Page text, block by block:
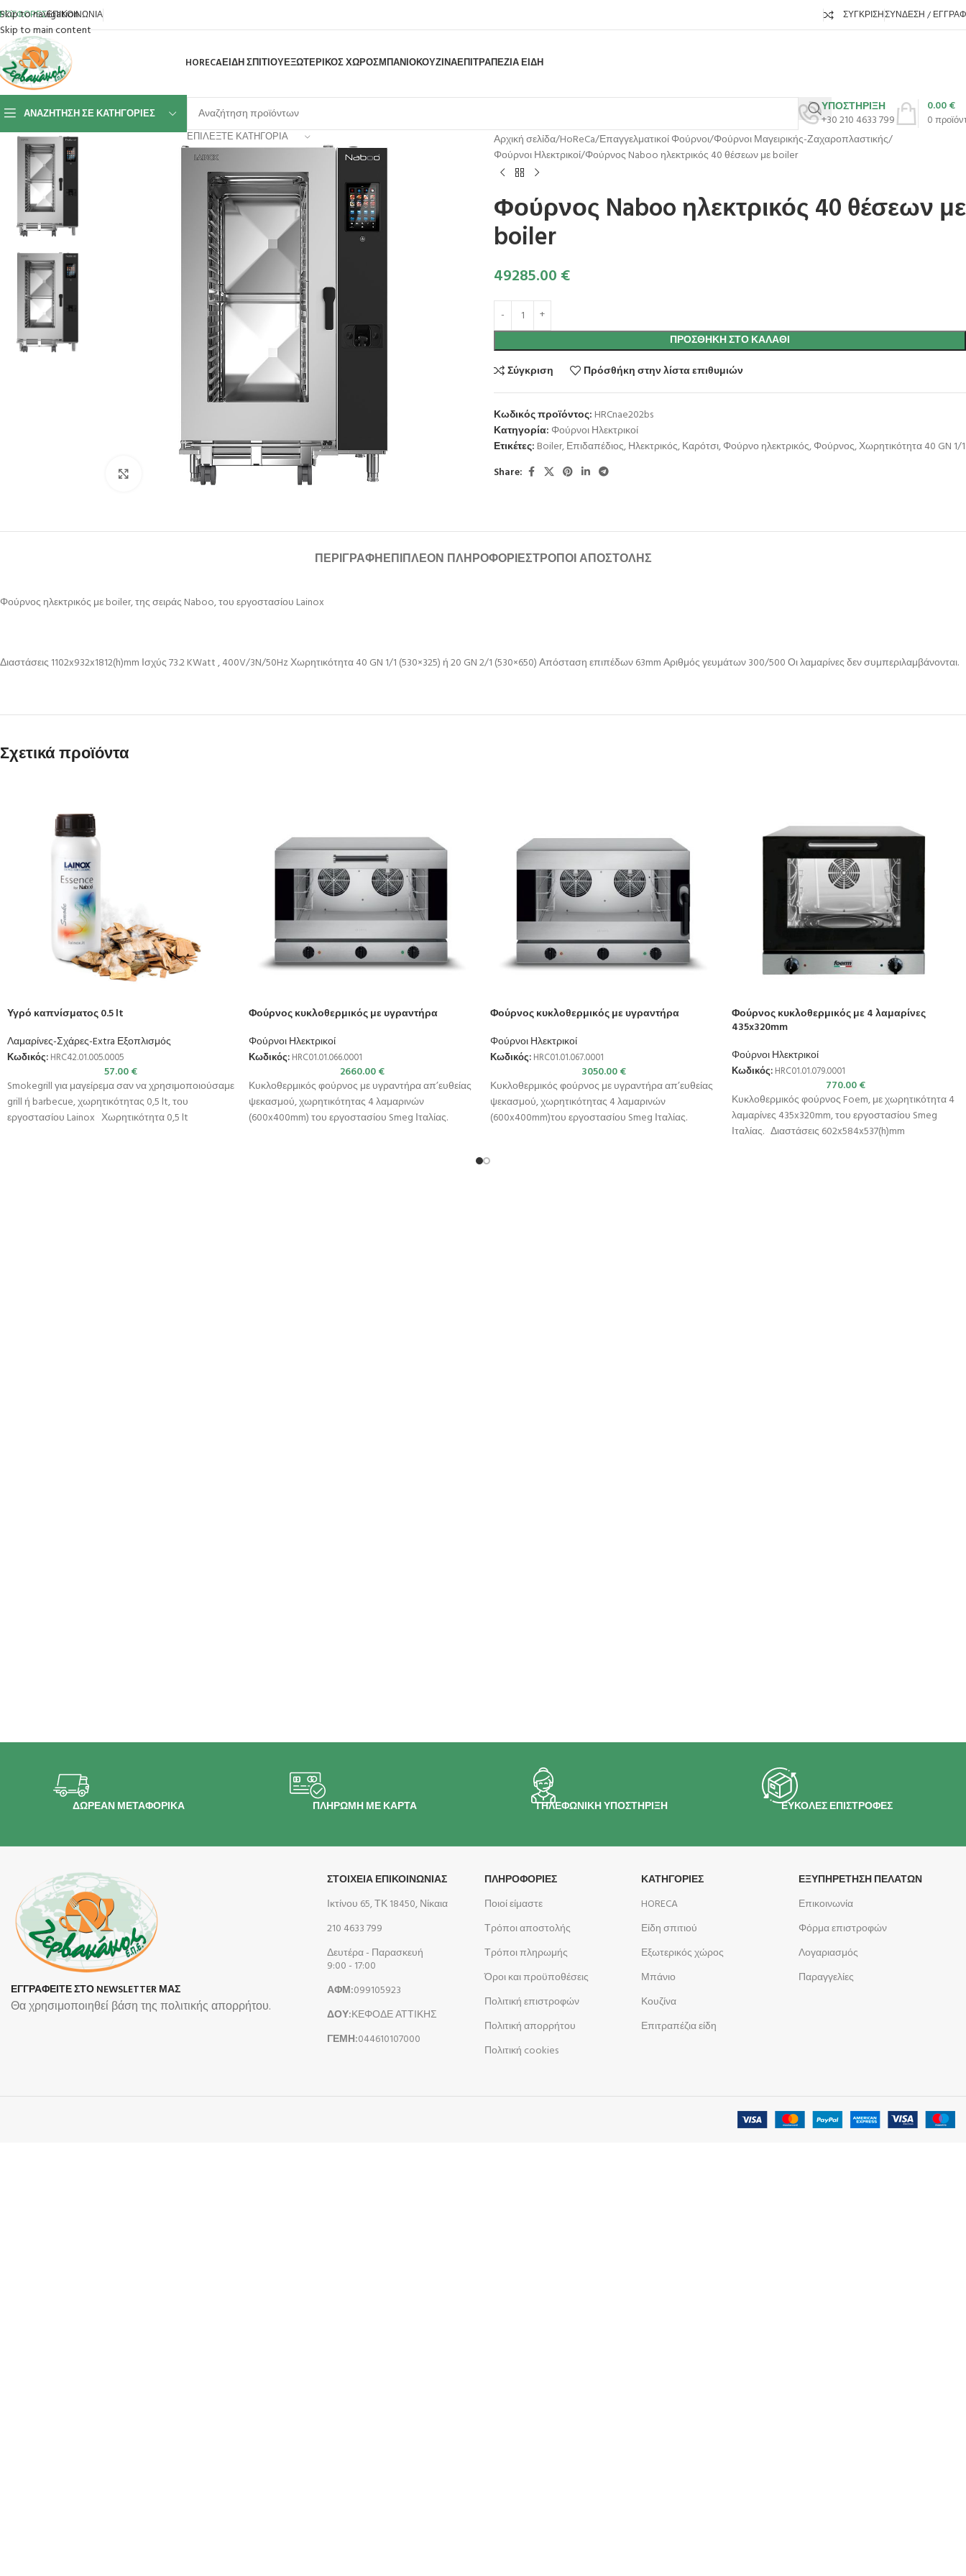
Skip to navigation
Skip to main content
ΕΠΙΚΟΙΝΩΝΙΑ ΣΎΓΚΡΙΣΗΣΎΝΔΕΣΗ /
HORECAΕΙΔΗ ΣΠΙΤΙΟΥΕΞΩΤΕΡΙΚΟΣ ΧΩΡΟΣΜΠΆΝΙΟΚΟΥΖΊΝΑΕΠΙΤΡΑΠΈΖΙΑ ΕΊΔΗ
ΑΝΑΖΉΤΗΣΗ ΣΕ ΚΑΤΗΓΟΡΊΕΣ
ΕΠΙΛΈΞΤΕ ΚΑΤΗΓΟΡΊΑ
ΥΠΟΣΤΗΡΙΞΗ
+30 210 4633 799
0
0.00€
Κλικ για μεγέθυνση
Αρχική σελίδα HoReCa Επαγγελματικοί Φούρνοι Φούρνοι Μαγειρικής-Ζαχαροπλαστικής
Φούρνοι Ηλεκτρικοί Φούρνος Naboo ηλεκτρικός 40 θέσεων με boiler
Φούρνος Naboo ηλεκτρικός 40 θέσεων με
boiler
49285.00 €
ΠΡΟΣΘΉΚΗ ΣΤΟ ΚΑΛΆΘΙ
Σύγκριση
Πρόσθήκη στην λίστα επιθυμιών
Κωδικός προϊόντος: HRCnae202bs
Κατηγορία: Φούρνοι Ηλεκτρικοί
Ετικέτες: Boiler,Επιδαπέδιος,Ηλεκτρικός,Καρότσι,Φούρνο ηλεκτρικός,Φούρνος,Χωρητικότητα 40 GN 1/1
Share:
ΠΕΡΙΓΡΑΦΉΕΠΙΠΛΈΟΝ ΠΛΗΡΟΦΟΡΊΕΣΤΡΌΠΟΙ ΑΠΟΣΤΟΛΉΣ
Φούρνος ηλεκτρικός με boiler, της σειράς Naboo, του εργοστασίου Lainox
Διαστάσεις 1102x932x1812(h)mm Ισχύς 73.2 KWatt , 400V/3N/50Hz Χωρητικότητα 40 GN 1/1 (530×325) ή 20 GN 2/1 (530×650) Απόσταση επιπέδων 63mm Αριθμός γευμάτων 300/500 Οι λαμαρίνες δεν συμπεριλαμβάνονται.
Σχετικά προϊόντα
Υγρό καπνίσματος 0.5 lt
Λαμαρίνες-Σχάρες-Extra Εξοπλισμός
Κωδικός: HRC42.01.005.0005
57.00€
Smokegrill για μαγείρεμα σαν να χρησιμοποιούσαμε
grill ή barbecue, χωρητικότητας 0,5 lt, του
εργοστασίου Lainox Χωρητικότητα 0,5 lt
Φούρνος κυκλοθερμικός με υγραντήρα
Φούρνοι Ηλεκτρικοί
Κωδικός: HRC01.01.066.0001
2660.00€
Κυκλοθερμικός φούρνος με υγραντήρα απ’ευθείας
ψεκασμού, χωρητικότητας 4 λαμαρινών
(600x400mm) του εργοστασίου Smeg Ιταλίας.
Φούρνος κυκλοθερμικός με υγραντήρα
Φούρνοι Ηλεκτρικοί
Κωδικός: HRC01.01.067.0001
3050.00€
Κυκλοθερμικός φούρνος με υγραντήρα απ’ευθείας
ψεκασμού, χωρητικότητας 4 λαμαρινών
(600x400mm)του εργοστασίου Smeg Ιταλίας.
Φούρνος κυκλοθερμικός με 4 λαμαρίνες
435x320mm
Φούρνοι Ηλεκτρικοί
Κωδικός: HRC01.01.079.0001
770.00€
Κυκλοθερμικός φούρνος Foem, με χωρητικότητα 4
λαμαρίνες 435x320mm, του εργοστασίου Smeg
Ιταλίας. Διαστάσεις 602x584x537(h)mm
ΔΩΡΕΑΝ ΜΕΤΑΦΟΡΙΚΑ ΠΛΗΡΩΜΗ ΜΕ ΚΑΡΤΑ ΤΗΛΕΦΩΝΙΚΗ ΥΠΟΣΤΗΡΙΞΗ ΕΥΚΟΛΕΣ ΕΠΙΣΤΡΟΦΕΣ
ΕΓΓΡΑΦΕΙΤΕ ΣΤΟ NEWSLETTER ΜΑΣ
Θα χρησιμοποιηθεί βάση της πολιτικής απορρήτου.
ΣΤΟΙΧΕΙΑ ΕΠΙΚΟΙΝΩΝΙΑΣ
Ικτίνου 65, ΤΚ 18450, Νίκαια
210 4633 799
Δευτέρα - Παρασκευή
9:00 - 17:00
ΑΦΜ:099105923
ΔΟΥ:ΚΕΦΟΔΕ ΑΤΤΙΚΗΣ
ΓΕΜΗ:044610107000
ΠΛΗΡΟΦΟΡΊΕΣ
Ποιοί είμαστε
Τρόποι αποστολής
Τρόποι πληρωμής
Όροι και προϋποθέσεις
Πολιτική επιστροφών
Πολιτική απορρήτου
Πολιτική cookies
ΚΑΤΗΓΟΡΙΕΣ
HORECA
Είδη σπιτιού
Εξωτερικός χώρος
Μπάνιο
Κουζίνα
Επιτραπέζια είδη
ΕΞΥΠΗΡΕΤΗΣΗ ΠΕΛΑΤΩΝ
Επικοινωνία
Φόρμα επιστροφών
Λογαριασμός
Παραγγελίες